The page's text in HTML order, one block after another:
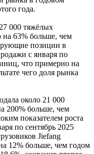
года.
000 тяжёлых
на 63% больше, чем
позиции в
с января по
что примерно на
чего доля рынка
около 21 000
200% больше, чем
показателем роста
по сентябрь 2025
Jiefang
12% больше, чем годом